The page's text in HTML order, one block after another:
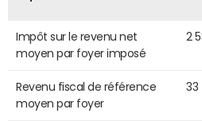
Impôt sur le revenu net
moyen par foyer imposé
2
Revenu fiscal de référence
moyen par foyer
33